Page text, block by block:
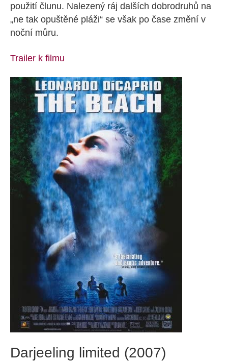
použití člunu. Nalezený ráj dalších dobrodruhů na
„ne tak opuštěné pláži“ se však po čase změní v
noční můru.
Trailer k filmu
Darjeeling limited (2007)